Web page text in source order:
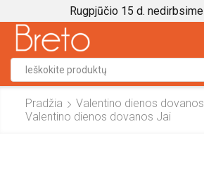
Rugpjūčio 15 d. nedirbsime
input
Pradžia
Valentino dienos dovanos
Valentino dienos dovanos Jai